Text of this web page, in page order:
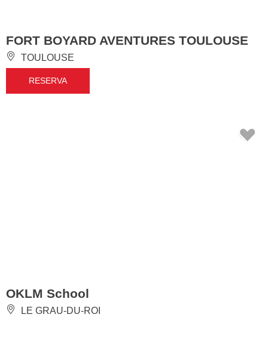
FORT BOYARD AVENTURES TOULOUSE
TOULOUSE
RESERVA
OKLM School
LE GRAU-DU-ROI